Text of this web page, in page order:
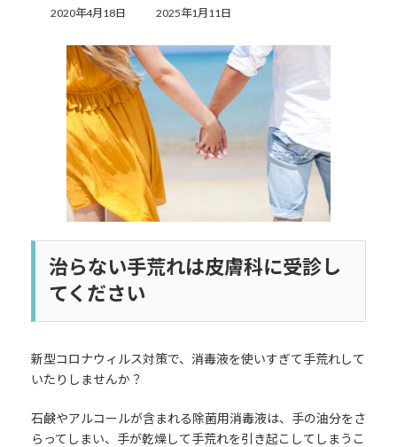
2020年4月18日
最
更
新
日
時
2025年1月11日
治らない手荒れは皮膚科に受診し
てください
新型コロナウィルス対策で、消毒液を使いすぎて手荒れして
いたりしませんか？
石鹸やアルコールが含まれる除菌用消毒液は、手の油分をさ
らってしまい、手が乾燥して手荒れを引き起こしてしまうこ